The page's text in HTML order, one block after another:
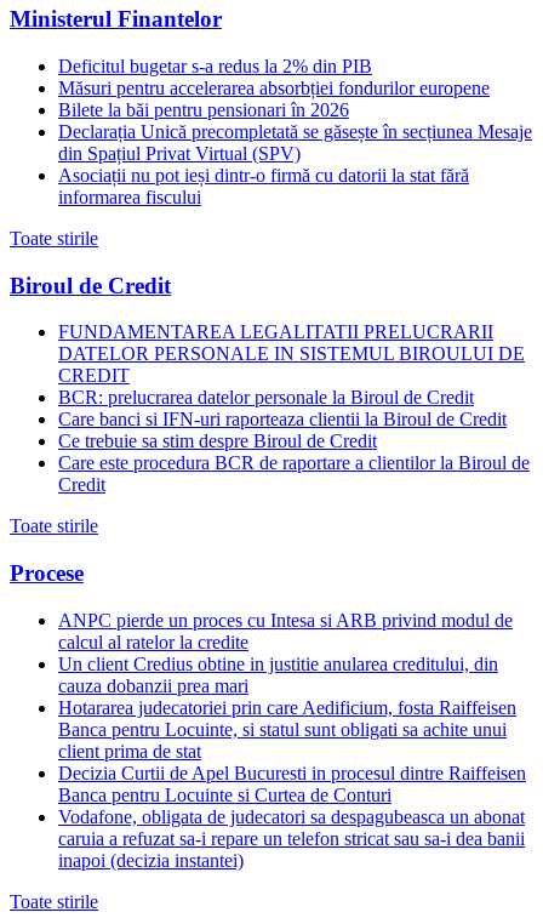
Ministerul Finantelor
Deficitul bugetar s-a redus la 2% din PIB
Măsuri pentru accelerarea absorbției fondurilor europene
Bilete la băi pentru pensionari în 2026
Declarația Unică precompletată se găsește în secțiunea Mesaje
din Spațiul Privat Virtual (SPV)
Asociații nu pot ieși dintr-o firmă cu datorii la stat fără
informarea fiscului
Toate stirile
Biroul de Credit
FUNDAMENTAREA LEGALITATII PRELUCRARII
DATELOR PERSONALE IN SISTEMUL BIROULUI DE
CREDIT
BCR: prelucrarea datelor personale la Biroul de Credit
Care banci si IFN-uri raporteaza clientii la Biroul de Credit
Ce trebuie sa stim despre Biroul de Credit
Care este procedura BCR de raportare a clientilor la Biroul de
Credit
Toate stirile
Procese
ANPC pierde un proces cu Intesa si ARB privind modul de
calcul al ratelor la credite
Un client Credius obtine in justitie anularea creditului, din
cauza dobanzii prea mari
Hotararea judecatoriei prin care Aedificium, fosta Raiffeisen
Banca pentru Locuinte, si statul sunt obligati sa achite unui
client prima de stat
Decizia Curtii de Apel Bucuresti in procesul dintre Raiffeisen
Banca pentru Locuinte si Curtea de Conturi
Vodafone, obligata de judecatori sa despagubeasca un abonat
caruia a refuzat sa-i repare un telefon stricat sau sa-i dea banii
inapoi (decizia instantei)
Toate stirile